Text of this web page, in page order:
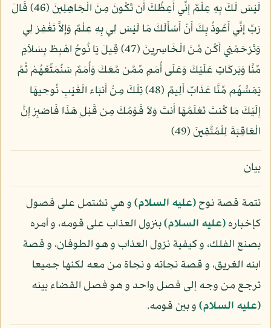
لَيْسَ لَكَ بِهِ عِلْمٌ إِنِّي أَعِظُكَ أَن تَكُونَ مِنَ الْجَاهِلِينَ (46) قَالَ
رَبِّ إِنِّي أَعُوذُ بِكَ أَنْ أَسْأَلَكَ مَا لَيْسَ لِي بِهِ عِلْمٌ وَإِلاَّ تَغْفِرْ لِي
وَتَرْحَمْنِي أَكُن مِّنَ الْخَاسِرِينَ (47) قِيلَ يَا نُوحُ اهْبِطْ بِسَلاَمٍ
مِّنَّا وَبَركَاتٍ عَلَيْكَ وَعَلَى أُمَمٍ مِّمَّن مَّعَكَ وَأُمَمٌ سَنُمَتِّعُهُمْ ثُمَّ
يَمَسُّهُم مِّنَّا عَذَابٌ أَلِيمٌ (48) تِلْكَ مِنْ أَنبَاء الْغَيْبِ نُوحِيهَا
إِلَيْكَ مَا كُنتَ تَعْلَمُهَا أَنتَ وَلاَ قَوْمُكَ مِن قَبْلِ هَذَا فَاصْبِرْ إِنَّ
الْعَاقِبَةَ لِلْمُتَّقِينَ (49)
بيان
تتمة قصة نوح(عليه السلام)و هي تشتمل على فصول
كإخباره(عليه السلام)بنزول العذاب على قومه، و أمره
بصنع الفلك، و كيفية نزول العذاب و هو الطوفان، و قصة
ابنه الغريق، و قصة نجاته و نجاة من معه لكنها جميعا
ترجع من وجه إلى فصل واحد و هو فصل القضاء بينه
(عليه السلام)و بين قومه.